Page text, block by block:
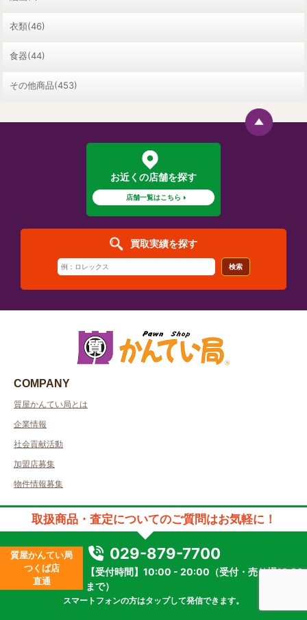
衣類(46)
食器(44)
その他商品(453)
お近くの店舗を探す
店舗一覧はこちら
買取実績を探す
検索
COMPANY
質屋かんてい局とは
企業情報
社会貢献活動
加盟店募集
物件情報募集
SERVICE
質預かりについて
販売について
買取について
大口専用買取
取扱商品・査定についてのご質問はお気軽に！
質屋かんてい局
つくば店
直通
029-879-7700
【受付時間】10:00 - 20:00（受付・売り場19:30
まで）
スマートフォンの方はタップして発信できます。